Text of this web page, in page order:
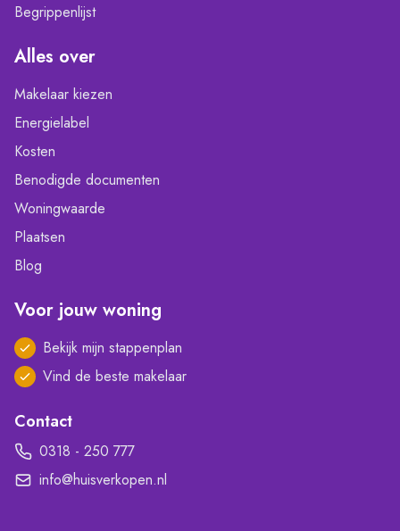
Begrippenlijst
Alles over
Makelaar kiezen
Energielabel
Kosten
Benodigde documenten
Woningwaarde
Plaatsen
Blog
Voor jouw woning
Bekijk mijn stappenplan
Vind de beste makelaar
Contact
0318 - 250 777
info@huisverkopen.nl